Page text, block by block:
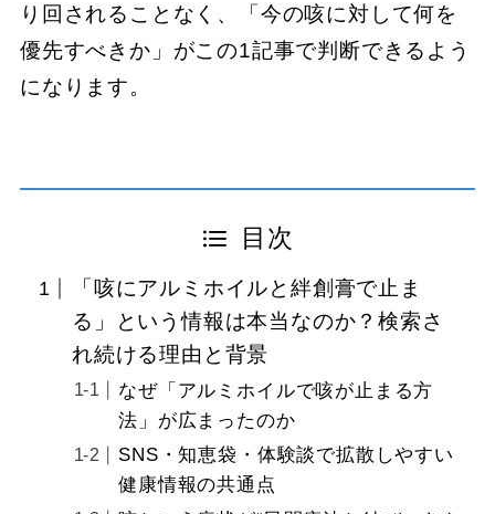
り回されることなく、「今の咳に対して何を
優先すべきか」がこの1記事で判断できるよう
になります。
目次
「咳にアルミホイルと絆創膏で止ま
る」という情報は本当なのか？検索さ
れ続ける理由と背景
なぜ「アルミホイルで咳が止まる方
法」が広まったのか
SNS・知恵袋・体験談で拡散しやすい
健康情報の共通点